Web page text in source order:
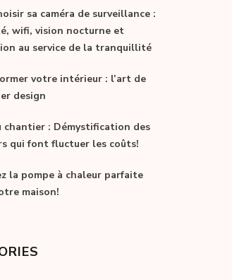
sa caméra de surveillance :
wifi, vision nocturne et
au service de la tranquillité
votre intérieur : l’art de
design
chantier : Démystification des
qui font fluctuer les coûts!
la pompe à chaleur parfaite
maison!